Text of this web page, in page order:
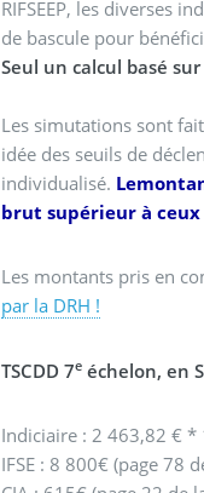
RIFSEEP, les diverses
de bascule pour
Seul un calcul basé
Les simutations sont
idée des seuils de
individualisé.
brut supérieur à ceux
Les montants pris en
par la DRH !
TSCDD 7e
Indiciaire : 2
IFSE : 8 800€ (page 78